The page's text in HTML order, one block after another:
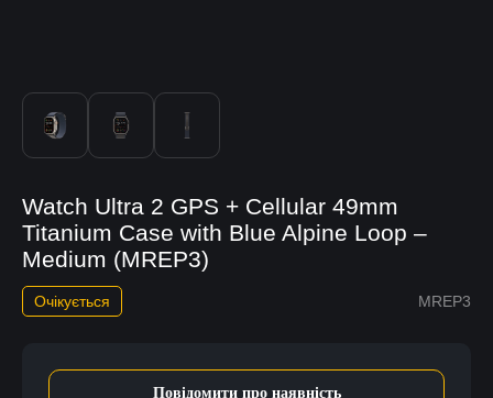
Watch Ultra 2 GPS + Cellular 49mm
Titanium Case with Blue Alpine Loop –
Medium (MREP3)
MREP3
Очікується
Повідомити про наявність